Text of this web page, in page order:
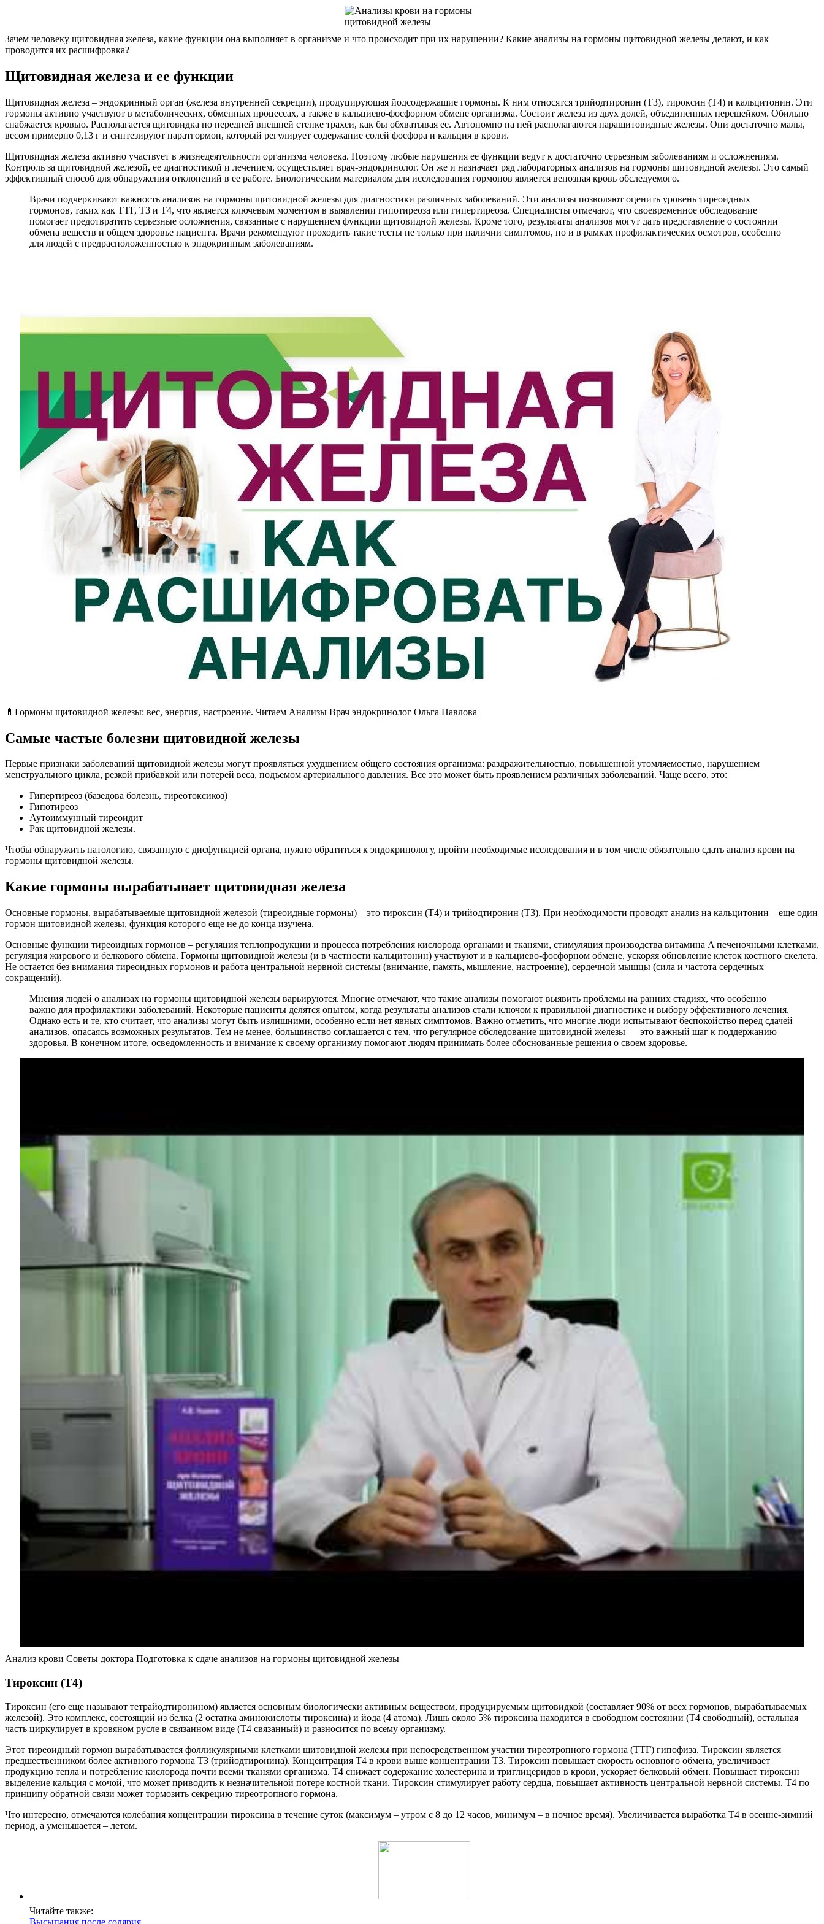
Зачем человеку щитовидная железа, какие функции она выполняет в организме и что происходит при их нарушении? Какие анализы на гормоны щитовидной железы делают, и как
проводится их расшифровка?
Щитовидная железа и ее функции
Щитовидная железа – эндокринный орган (железа внутренней секреции), продуцирующая йодсодержащие гормоны. К ним относятся трийодтиронин (Т3), тироксин (Т4) и кальцитонин. Эти
гормоны активно участвуют в метаболических, обменных процессах, а также в кальциево-фосфорном обмене организма. Состоит железа из двух долей, объединенных перешейком. Обильно
снабжается кровью. Располагается щитовидка по передней внешней стенке трахеи, как бы обхватывая ее. Автономно на ней располагаются паращитовидные железы. Они достаточно малы,
весом примерно 0,13 г и синтезируют паратгормон, который регулирует содержание солей фосфора и кальция в крови.
Щитовидная железа активно участвует в жизнедеятельности организма человека. Поэтому любые нарушения ее функции ведут к достаточно серьезным заболеваниям и осложнениям.
Контроль за щитовидной железой, ее диагностикой и лечением, осуществляет врач-эндокринолог. Он же и назначает ряд лабораторных анализов на гормоны щитовидной железы. Это самый
эффективный способ для обнаружения отклонений в ее работе. Биологическим материалом для исследования гормонов является венозная кровь обследуемого.
Врачи подчеркивают важность анализов на гормоны щитовидной железы для диагностики различных заболеваний. Эти анализы позволяют оценить уровень тиреоидных
гормонов, таких как ТТГ, Т3 и Т4, что является ключевым моментом в выявлении гипотиреоза или гипертиреоза. Специалисты отмечают, что своевременное обследование
помогает предотвратить серьезные осложнения, связанные с нарушением функции щитовидной железы. Кроме того, результаты анализов могут дать представление о состоянии
обмена веществ и общем здоровье пациента. Врачи рекомендуют проходить такие тесты не только при наличии симптомов, но и в рамках профилактических осмотров, особенно
для людей с предрасположенностью к эндокринным заболеваниям.
💊Гормоны щитовидной железы: вес, энергия, настроение. Читаем Анализы Врач эндокринолог Ольга Павлова
Самые частые болезни щитовидной железы
Первые признаки заболеваний щитовидной железы могут проявляться ухудшением общего состояния организма: раздражительностью, повышенной утомляемостью, нарушением
менструального цикла, резкой прибавкой или потерей веса, подъемом артериального давления. Все это может быть проявлением различных заболеваний. Чаще всего, это:
Гипертиреоз (базедова болезнь, тиреотоксикоз)
Гипотиреоз
Аутоиммунный тиреоидит
Рак щитовидной железы.
Чтобы обнаружить патологию, связанную с дисфункцией органа, нужно обратиться к эндокринологу, пройти необходимые исследования и в том числе обязательно сдать анализ крови на
гормоны щитовидной железы.
Какие гормоны вырабатывает щитовидная железа
Основные гормоны, вырабатываемые щитовидной железой (тиреоидные гормоны) – это тироксин (T4) и трийодтиронин (T3). При необходимости проводят анализ на кальцитонин – еще один
гормон щитовидной железы, функция которого еще не до конца изучена.
Основные функции тиреоидных гормонов – регуляция теплопродукции и процесса потребления кислорода органами и тканями, стимуляция производства витамина A печеночными клетками,
регуляция жирового и белкового обмена. Гормоны щитовидной железы (и в частности кальцитонин) участвуют и в кальциево-фосфорном обмене, ускоряя обновление клеток костного скелета.
Не остается без внимания тиреоидных гормонов и работа центральной нервной системы (внимание, память, мышление, настроение), сердечной мышцы (сила и частота сердечных
сокращений).
Мнения людей о анализах на гормоны щитовидной железы варьируются. Многие отмечают, что такие анализы помогают выявить проблемы на ранних стадиях, что особенно
важно для профилактики заболеваний. Некоторые пациенты делятся опытом, когда результаты анализов стали ключом к правильной диагностике и выбору эффективного лечения.
Однако есть и те, кто считает, что анализы могут быть излишними, особенно если нет явных симптомов. Важно отметить, что многие люди испытывают беспокойство перед сдачей
анализов, опасаясь возможных результатов. Тем не менее, большинство соглашается с тем, что регулярное обследование щитовидной железы — это важный шаг к поддержанию
здоровья. В конечном итоге, осведомленность и внимание к своему организму помогают людям принимать более обоснованные решения о своем здоровье.
Анализ крови Советы доктора Подготовка к сдаче анализов на гормоны щитовидной железы
Тироксин (Т4)
Тироксин (его еще называют тетрайодтиронином) является основным биологически активным веществом, продуцируемым щитовидкой (составляет 90% от всех гормонов, вырабатываемых
железой). Это комплекс, состоящий из белка (2 остатка аминокислоты тироксина) и йода (4 атома). Лишь около 5% тироксина находится в свободном состоянии (Т4 свободный), остальная
часть циркулирует в кровяном русле в связанном виде (Т4 связанный) и разносится по всему организму.
Этот тиреоидный гормон вырабатывается фолликулярными клетками щитовидной железы при непосредственном участии тиреотропного гормона (ТТГ) гипофиза. Тироксин является
предшественником более активного гормона Т3 (трийодтиронина). Концентрация Т4 в крови выше концентрации Т3. Тироксин повышает скорость основного обмена, увеличивает
продукцию тепла и потребление кислорода почти всеми тканями организма. Т4 снижает содержание холестерина и триглицеридов в крови, ускоряет белковый обмен. Повышает тироксин
выделение кальция с мочой, что может приводить к незначительной потере костной ткани. Тироксин стимулирует работу сердца, повышает активность центральной нервной системы. Т4 по
принципу обратной связи может тормозить секрецию тиреотропного гормона.
Что интересно, отмечаются колебания концентрации тироксина в течение суток (максимум – утром с 8 до 12 часов, минимум – в ночное время). Увеличивается выработка Т4 в осенне-зимний
период, а уменьшается – летом.
Читайте также:
Высыпания после солярия